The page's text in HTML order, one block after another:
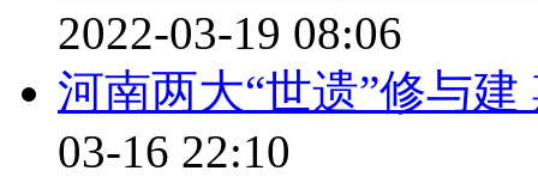
2022-03-19 08:06
河南两大“世遗”修与
03-16 22:10